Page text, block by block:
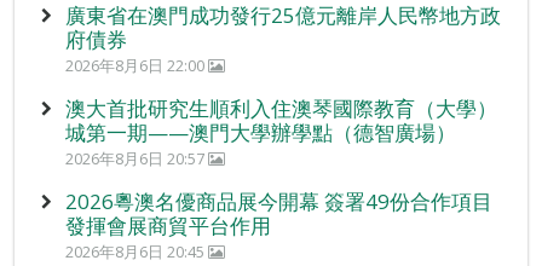
廣東省在澳門成功發行25億元離岸人民幣地方政
府債券
2026年8月6日 22:00
澳大首批研究生順利入住澳琴國際教育（大學）
城第一期——澳門大學辦學點（德智廣場）
2026年8月6日 20:57
2026粵澳名優商品展今開幕 簽署49份合作項目
發揮會展商貿平台作用
2026年8月6日 20:45